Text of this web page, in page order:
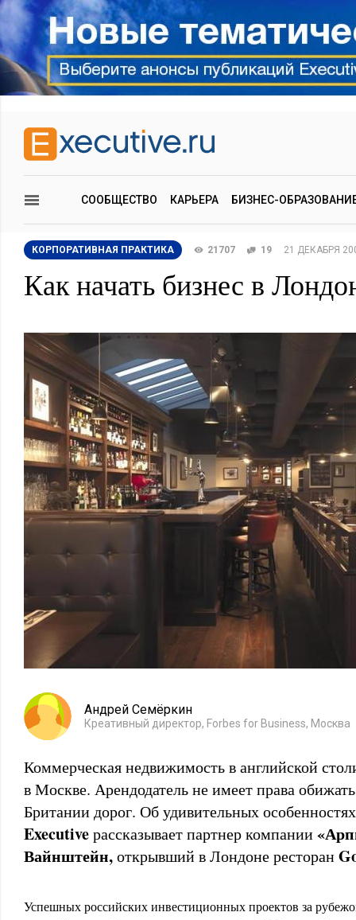
СООБЩЕСТВО КАРЬЕРА БИЗНЕС-
КОРПОРАТИВНАЯ ПРАКТИКА 21707 19 21 ДЕКАБРЯ
Как начать бизнес в
Андрей Семёркин
Креативный директор, Forbes for Business, Москва
Коммерческая недвижимость в английской
в Москве. Арендодатель не имеет права
Британии дорог. Об удивительных
Executiveрассказывает партнер компании
Вайнштейн,открывший в Лондоне ресторан
Успешных российских инвестиционных проектов за